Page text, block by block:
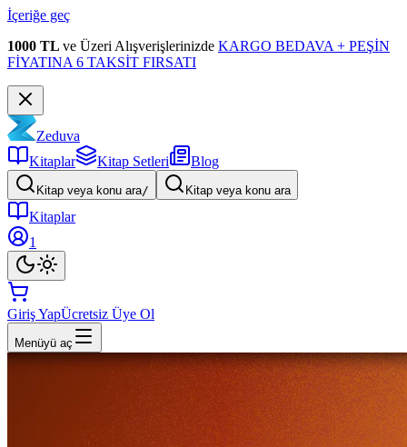
İçeriğe geç
1000 TL ve Üzeri Alışverişlerinizde KARGO BEDAVA + PEŞİN
FİYATINA 6 TAKSİT FIRSATI
Zeduva
Kitaplar
Kitap Setleri Blog
Kitap veya konu ara/ Kitap veya konu ara
Kitaplar
1
Giriş YapÜcretsiz Üye Ol
Menüyü aç